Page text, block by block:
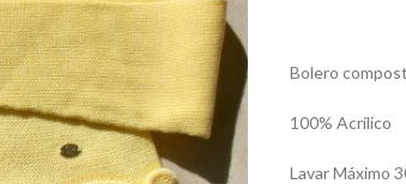
Bolero
100% Acrílico
Lavar Máximo